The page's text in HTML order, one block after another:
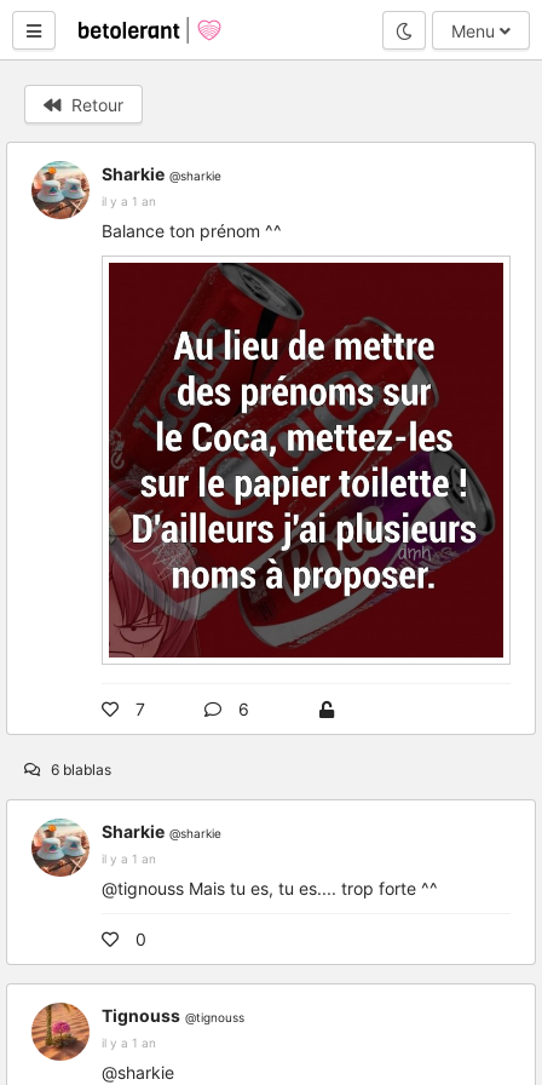
Mode nuit
Menu
Retour
Sharkie @sharkie
il y a 1 an
Balance ton prénom ^^
7 6
6 blablas
Sharkie @sharkie
il y a 1 an
@tignouss Mais tu es, tu es.... trop forte ^^
0
Tignouss @tignouss
il y a 1 an
@sharkie